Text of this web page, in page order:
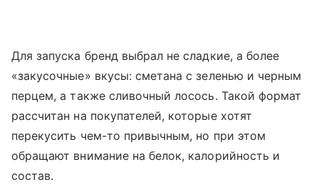
Для запуска бренд выбрал не сладкие, а более
«закусочные» вкусы: сметана с зеленью и черным
перцем, а также сливочный лосось. Такой формат
рассчитан на покупателей, которые хотят
перекусить чем-то привычным, но при этом
обращают внимание на белок, калорийность и
состав.